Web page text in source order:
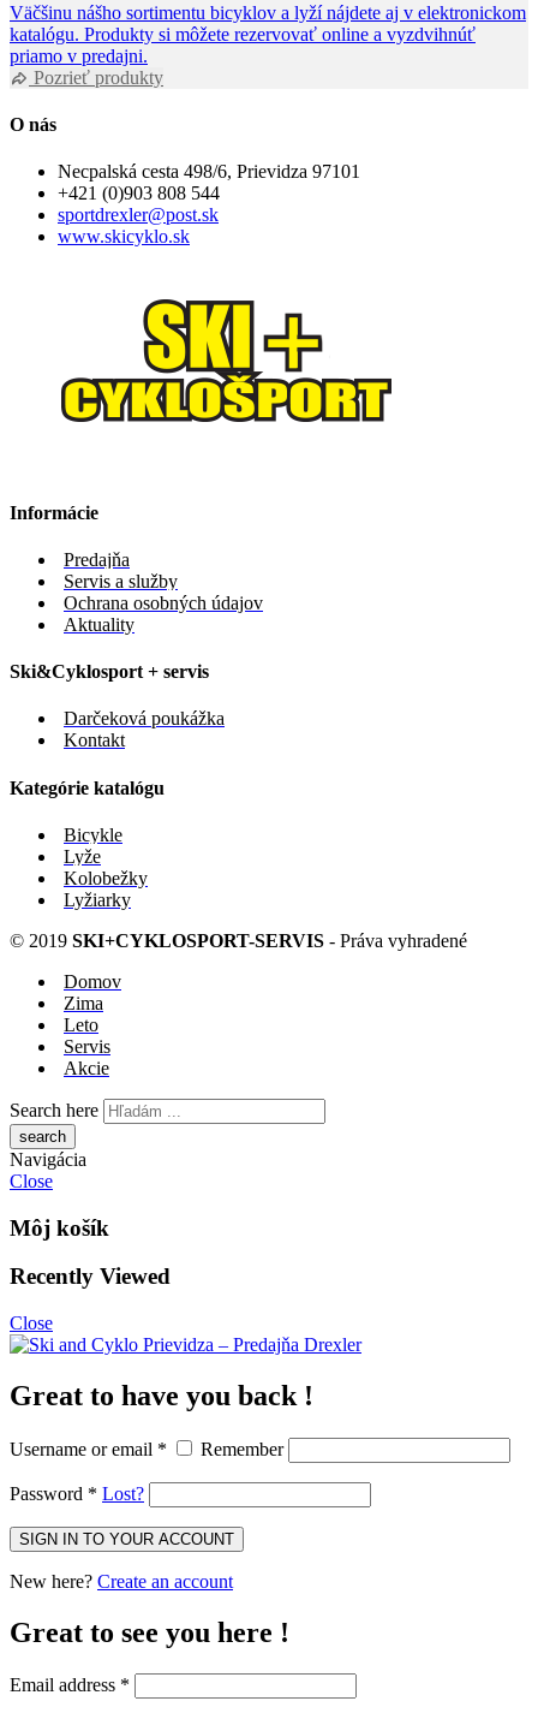
Väčšinu nášho sortimentu bicyklov a lyží nájdete aj v elektronickom
katalógu. Produkty si môžete rezervovať online a vyzdvihnúť
priamo v predajni.
Pozrieť produkty
O nás
Necpalská cesta 498/6, Prievidza 97101
+421 (0)903 808 544
sportdrexler@post.sk
www.skicyklo.sk
Informácie
Predajňa
Servis a služby
Ochrana osobných údajov
Aktuality
Ski&Cyklosport + servis
Darčeková poukážka
Kontakt
Kategórie katalógu
Bicykle
Lyže
Kolobežky
Lyžiarky
© 2019 SKI+CYKLOSPORT-SERVIS - Práva vyhradené
Domov
Zima
Leto
Servis
Akcie
Search here
Navigácia
Close
Môj košík
Recently Viewed
Close
Great to have you back !
Username or email * Remember
Password * Lost?
New here? Create an account
Great to see you here !
Email address *